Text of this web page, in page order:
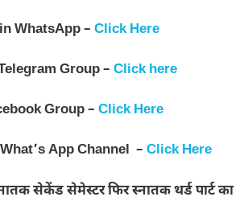
WhatsApp – Click Here
Group – Click here
Group – Click Here
App Channel – Click Here
सेकेंड सेमेस्टर फिर स्नातक थर्ड पार्ट का